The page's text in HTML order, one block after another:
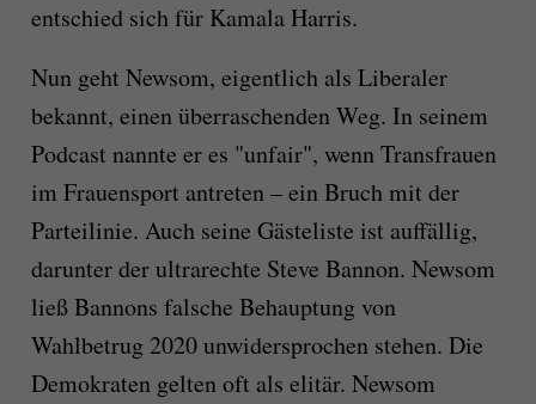
entschied sich für Kamala Harris.
Nun geht Newsom, eigentlich als Liberaler
bekannt, einen überraschenden Weg. In seinem
Podcast nannte er es "unfair", wenn Transfrauen
im Frauensport antreten – ein Bruch mit der
Parteilinie. Auch seine Gästeliste ist auffällig,
darunter der ultrarechte Steve Bannon. Newsom
ließ Bannons falsche Behauptung von
Wahlbetrug 2020 unwidersprochen stehen. Die
Demokraten gelten oft als elitär. Newsom